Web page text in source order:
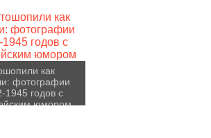
как
фотографии
1945 годов с
юмором